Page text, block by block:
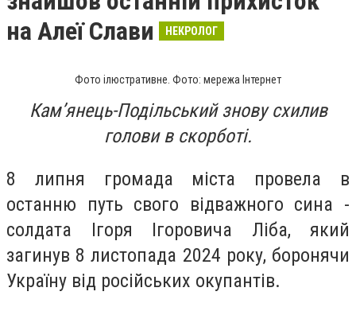
на Алеї Слави
НЕКРОЛОГ
Фото ілюстративне. Фото: мережа Інтернет
Кам’янець-Подільський знову схилив
голови в скорботі.
8 липня громада міста провела в
останню путь свого відважного сина -
солдата Ігоря Ігоровича Ліба, який
загинув 8 листопада 2024 року, боронячи
Україну від російських окупантів.